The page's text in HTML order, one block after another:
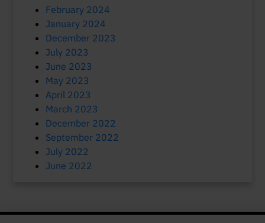
February 2024
January 2024
December 2023
July 2023
June 2023
May 2023
April 2023
March 2023
December 2022
September 2022
July 2022
June 2022